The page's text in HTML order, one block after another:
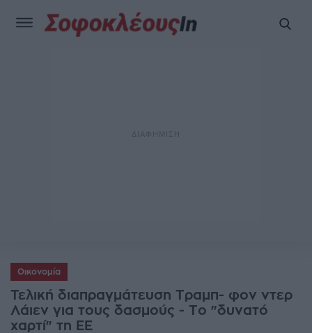
Οικονομία
Τελική διαπραγμάτευση Τραμπ- φον ντερ
Λάιεν για τους δασμούς - Το "δυνατό
χαρτί" τη ΕΕ